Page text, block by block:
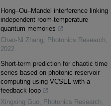
Hong–Ou–Mandel interference linking
independent room-temperature
quantum memories
Chao-Ni Zhang, Photonics Research,
2022
Short-term prediction for chaotic time
series based on photonic reservoir
computing using VCSEL with a
feedback loop
Xingxing Guo, Photonics Research,